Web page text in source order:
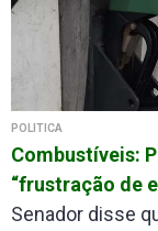
POLÍTICA
Combustíveis:
“frustração de
Senador disse